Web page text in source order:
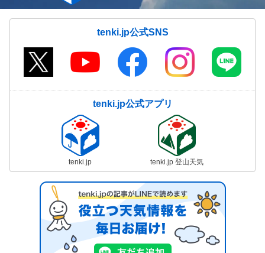
tenki.jp公式SNS
tenki.jp公式アプリ
tenki.jp tenki.jp 登山天気